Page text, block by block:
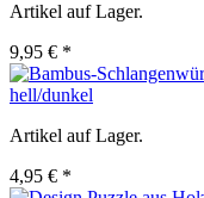
Artikel auf Lager.
9,95 € *
hell/dunkel
Artikel auf Lager.
4,95 € *